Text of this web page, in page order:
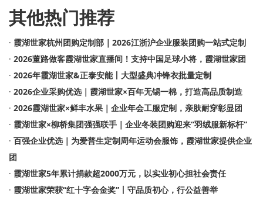
其他热门推荐
· 霞湖世家杭州团购定制部｜2026江浙沪企业服装团购一站式定制
· 2026董路做客霞湖世家直播间！支持中国足球小将，霞湖世家团
· 2026年霞湖世家&正泰安能丨大型盛典冲锋衣批量定制
· 2026企业采购优选｜霞湖世家×百年无锡一棉，打造高品质制造
· 2026霞湖世家×鲜丰水果｜企业年会工服定制，亲肤耐穿彰显团
· 霞湖世家×柳桥集团强强联手｜企业冬装团购迎来“羽绒服新标杆”
· 百强企业优选｜为爱普生定制周年运动会服饰，霞湖世家提供企业
团
· 霞湖世家5年累计捐款超2000万元，以实业初心担社会责任
· 霞湖世家荣获“红十字会金奖”丨守品质初心，行公益善举